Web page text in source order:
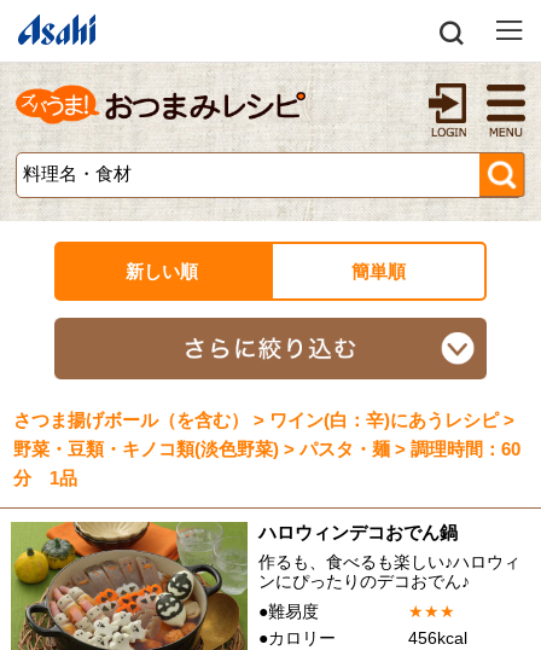
新しい順 簡単順
さつま揚げボール（を含む） > ワイン(白：辛)にあうレシピ >
野菜・豆類・キノコ類(淡色野菜) > パスタ・麺 > 調理時間：60
分 1品
ハロウィンデコおでん鍋
作るも、食べるも楽しい♪ハロウィ
ンにぴったりのデコおでん♪
●難易度
★★★
●カロリー
456kcal